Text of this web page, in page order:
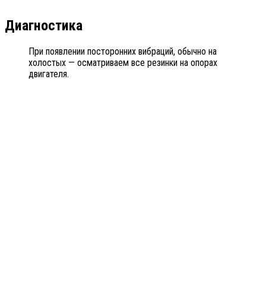
Диагностика
При появлении посторонних вибраций, обычно на
холостых — осматриваем все резинки на опорах
двигателя.